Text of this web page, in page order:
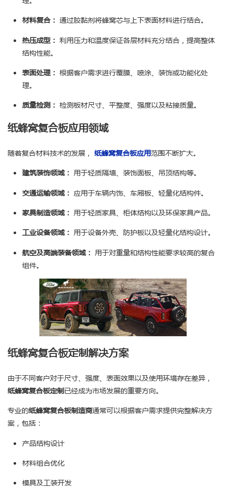
材料复合： 通过胶黏剂将蜂窝芯与上下表面材料进行结合。
热压成型： 利用压力和温度保证各层材料充分结合，提高整体
结构性能。
表面处理： 根据客户需求进行覆膜、喷涂、装饰或功能化处
理。
质量检测： 检测板材尺寸、平整度、强度以及粘接质量。
纸蜂窝复合板应用领域
随着复合材料技术的发展， 纸蜂窝复合板应用范围不断扩大。
建筑装饰领域： 用于轻质隔墙、装饰面板、吊顶结构等。
交通运输领域： 应用于车辆内饰、车厢板、轻量化结构件。
家具制造领域： 用于轻质家具、柜体结构以及环保家具产品。
工业设备领域： 用于设备外壳、防护板以及轻量化结构设计。
航空及高端装备领域： 用于对重量和结构性能要求较高的复合
组件。
纸蜂窝复合板定制解决方案
由于不同客户对于尺寸、强度、表面效果以及使用环境存在差异，
纸蜂窝复合板定制已经成为市场发展的重要方向。
专业的纸蜂窝复合板制造商通常可以根据客户需求提供完整解决方
案，包括：
产品结构设计
材料组合优化
模具及工装开发